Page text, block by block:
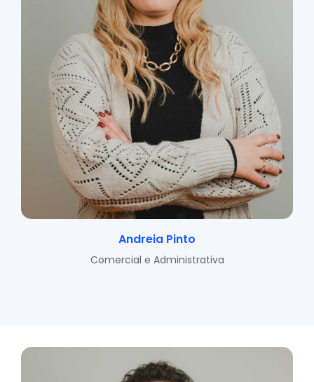
Andreia Pinto
Comercial e Administrativa